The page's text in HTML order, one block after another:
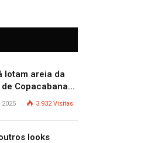
lotam areia da
Copacabana
show de Lady
3.932Visitas
looks